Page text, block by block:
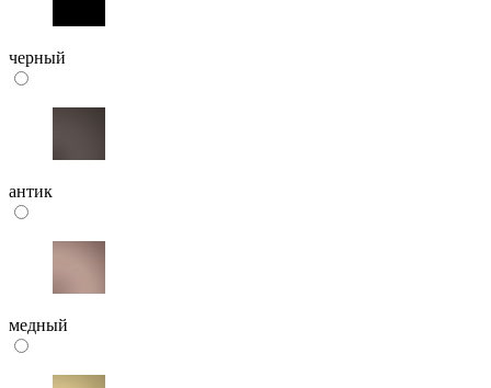
черный
антик
медный